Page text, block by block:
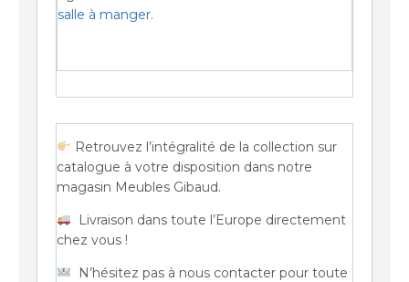
salle à manger.
Retrouvez l’intégralité de la collection sur
catalogue à votre disposition dans notre
magasin Meubles Gibaud.
Livraison dans toute l’Europe directement
chez vous !
N’hésitez pas à nous contacter pour toute